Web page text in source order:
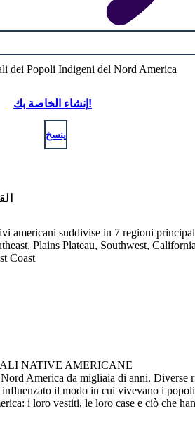
إنشاء الخاصة بك!
ينسخ
americani suddivise in 7 regioni
Plains Plateau, Southwest,
Coast
NATIVE AMERICANE
America da migliaia di anni. Diverse
il modo in cui vivevano i popoli
i loro vestiti, le loro case e ciò che